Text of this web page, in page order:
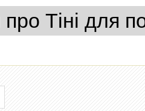
про Тіні для